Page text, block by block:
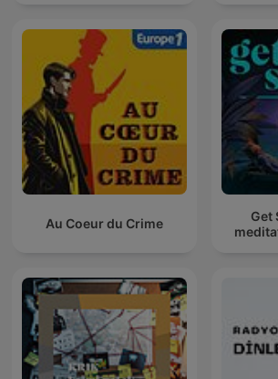
Au Coeur du Crime
Get